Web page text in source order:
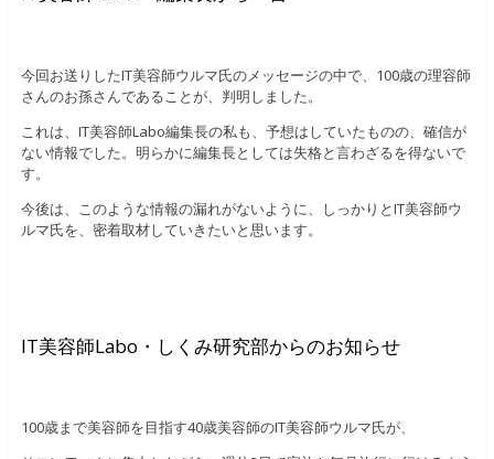
今回お送りしたIT美容師ウルマ氏のメッセージの中で、100歳の理容師
さんのお孫さんであることが、判明しました。
これは、IT美容師Labo編集長の私も、予想はしていたものの、確信が
ない情報でした。明らかに編集長としては失格と言わざるを得ないで
す。
今後は、このような情報の漏れがないように、しっかりとIT美容師ウ
ルマ氏を、密着取材していきたいと思います。
IT美容師Labo・しくみ研究部からのお知らせ
100歳まで美容師を目指す40歳美容師のIT美容師ウルマ氏が、